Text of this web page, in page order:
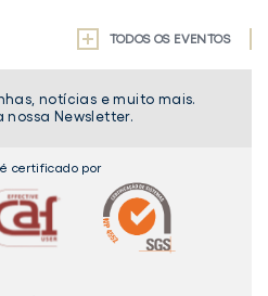
TODOS OS EVENTOS
notícias e muito mais.
nossa Newsletter.
é certificado por